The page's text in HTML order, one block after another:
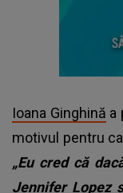
Ioana Ginghină a
motivul pentru
„Eu cred că
Jennifer Lopez